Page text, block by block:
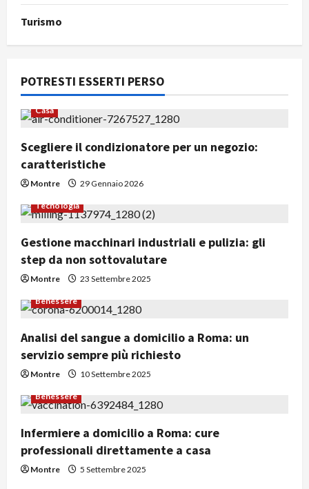
Turismo
POTRESTI ESSERTI PERSO
Casa
Scegliere il condizionatore per un negozio:
caratteristiche
Montre 29 Gennaio 2026
Tecnologia
Gestione macchinari industriali e pulizia: gli
step da non sottovalutare
Montre 23 Settembre 2025
Benessere
Analisi del sangue a domicilio a Roma: un
servizio sempre più richiesto
Montre 10 Settembre 2025
Benessere
Infermiere a domicilio a Roma: cure
professionali direttamente a casa
Montre 5 Settembre 2025